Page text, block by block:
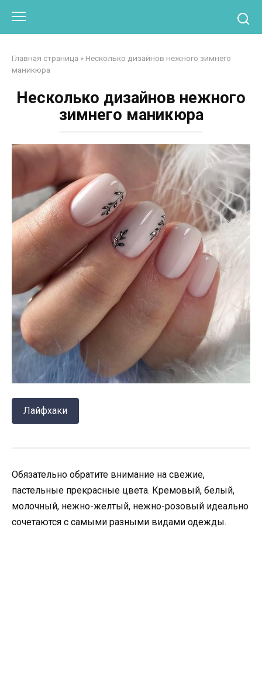
контенту
Главная страница » Несколько дизайнов нежного зимнего
маникюра
Несколько дизайнов нежного
зимнего маникюра
Лайфхаки
Обязательно обратите внимание на свежие,
пастельные прекрасные цвета. Кремовый, белый,
молочный, нежно-желтый, нежно-розовый идеально
сочетаются с самыми разными видами одежды.